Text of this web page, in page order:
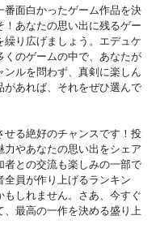
番面白かったゲーム作品を決
あなたの思い出に残るゲー
り広げましょう。エデュケ
くのゲームの中で、あなたが
ルを問わず、真剣に楽しん
があれば、それをぜひ選んで
せる絶好のチャンスです！投
やあなたの思い出をシェア
者との交流も楽しみの一部で
員が作り上げるランキン
しれません。さあ、今すぐ
最高の一作を決める盛り上